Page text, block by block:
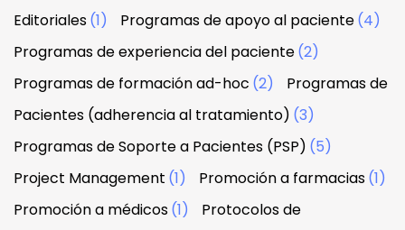
Editoriales(1) Programas de apoyo al paciente(4)
Programas de experiencia del paciente(2)
Programas de formación ad-hoc (2)
Programas de
Pacientes (adherencia al tratamiento) (3)
Programas de Soporte a Pacientes (PSP) (5)
Project Management (1) Promoción a farmacias(1)
Promoción a médicos(1)
Protocolos de